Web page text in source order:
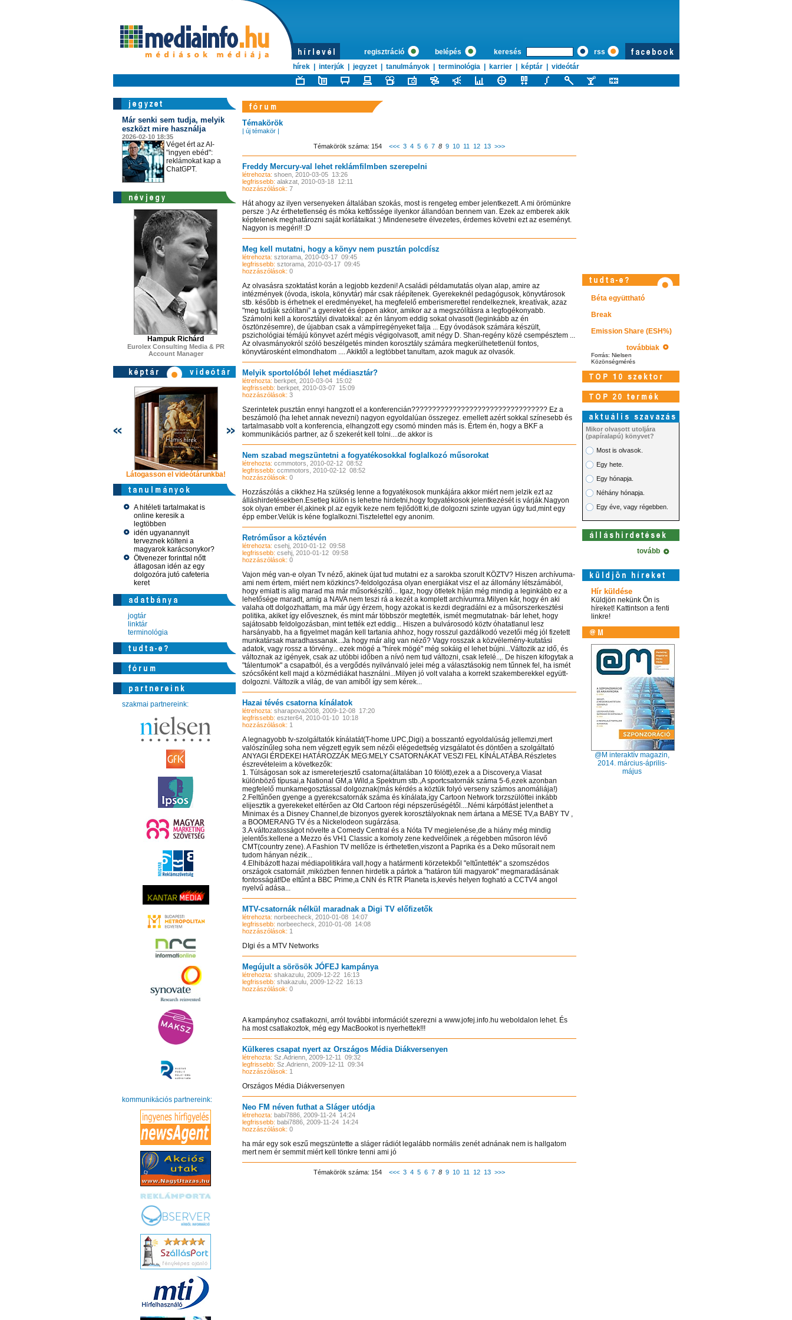
regisztráció belépés keresés
rss
hírek
interjúk jegyzet tanulmányok terminológia karrier képtár videótár
Már senki sem tudja, melyik
eszközt mire használja
2026-02-10 18:35
Véget ért az AI-
"ingyen ebéd":
reklámokat kap a
ChatGPT.
Hampuk Richárd
Eurolex Consulting Media & PR
Account Manager
Látogasson el videótárunkba! Látogasson el videótárunkba!Látogasson el videótárunkba! Látogasson el videótárunkba!
A hitéleti tartalmakat is
online keresik a
legtöbben
idén ugyanannyit
terveznek költeni a
magyarok karácsonykor?
Ötvenezer forinttal nőtt
átlagosan idén az egy
dolgozóra jutó cafeteria
keret
jogtár
linktár
terminológia
szakmai partnereink:
kommunikációs partnereink:
Témakörök
| új témakör |
Témakörök száma: 154 <<< 3 4 5 6 7 8 9 10 11 12 13 >>>
Freddy Mercury-val lehet reklámfilmben szerepelni
létrehozta: shoen, 2010-03-05 13:26
legfrissebb: alakzat, 2010-03-18 12:11
hozzászólások: 7
Hát ahogy az ilyen versenyeken általában szokás, most is rengeteg ember jelentkezett. A mi örömünkre
persze :) Az érthetetlenség és móka kettőssége ilyenkor állandóan bennem van. Ezek az emberek akik
képtelenek meghatározni saját korlátaikat :) Mindenesetre élvezetes, érdemes követni ezt az eseményt.
Nagyon is megéri!! :D
Meg kell mutatni, hogy a könyv nem pusztán polcdísz
létrehozta: sztorama, 2010-03-17 09:45
legfrissebb: sztorama, 2010-03-17 09:45
hozzászólások: 0
Az olvasásra szoktatást korán a legjobb kezdeni! A családi példamutatás olyan alap, amire az
intézmények (óvoda, iskola, könyvtár) már csak ráépítenek. Gyerekeknél pedagógusok, könyvtárosok
stb. később is érhetnek el eredményeket, ha megfelelő emberismerettel rendelkeznek, kreatívak, azaz
"meg tudják szólítani" a gyereket és éppen akkor, amikor az a megszólításra a legfogékonyabb.
Számolni kell a korosztályi divatokkal: az én lányom eddig sokat olvasott (leginkább az én
ösztönzésemre), de újabban csak a vámpírregényeket falja ... Egy óvodások számára készült,
pszichológiai témájú könyvet azért mégis végigolvasott, amit négy D. Shan-regény közé csempésztem ...
Az olvasmányokról szóló beszélgetés minden korosztály számára megkerülhetetlenül fontos,
könyvtárosként elmondhatom .... Akiktől a legtöbbet tanultam, azok maguk az olvasók.
Melyik sportolóból lehet médiasztár?
létrehozta: berkpet, 2010-03-04 15:02
legfrissebb: berkpet, 2010-03-07 15:09
hozzászólások: 3
Szerintetek pusztán ennyi hangzott el a konferencián????????????????????????????????? Ez a
beszámoló (ha lehet annak nevezni) nagyon egyoldalúan összegez. emellett azért sokkal színesebb és
tartalmasabb volt a konferencia, elhangzott egy csomó minden más is. Értem én, hogy a BKF a
kommunikációs partner, az ő szekerét kell tolni....de akkor is
Nem szabad megszüntetni a fogyatékosokkal foglalkozó műsorokat
létrehozta: ccmmotors, 2010-02-12 08:52
legfrissebb: ccmmotors, 2010-02-12 08:52
hozzászólások: 0
Hozzászólás a cikkhez.Ha szükség lenne a fogyatékosok munkájára akkor miért nem jelzik ezt az
álláshirdetésekben.Esetleg külön is lehetne hirdetni,hogy fogyatékosok jelentkezését is várják.Nagyon
sok olyan ember él,akinek pl.az egyik keze nem fejlődött ki,de dolgozni szinte ugyan úgy tud,mint egy
épp ember.Velük is kéne foglalkozni.Tisztelettel egy anonim.
Retróműsor a köztévén
létrehozta: csehj, 2010-01-12 09:58
legfrissebb: csehj, 2010-01-12 09:58
hozzászólások: 0
Vajon még van-e olyan Tv néző, akinek újat tud mutatni ez a sarokba szorult KÖZTV? Hiszen archívuma-
ami nem értem, miért nem közkincs?-feldolgozása olyan energiákat visz el az állomány létszámából,
hogy emiatt is alig marad ma már műsorkészítő... Igaz, hogy ötletek híján még mindig a leginkább ez a
lehetősége maradt, amíg a NAVA nem teszi rá a kezét a komplett archívumra.Milyen kár, hogy én aki
valaha ott dolgozhattam, ma már úgy érzem, hogy azokat is kezdi degradálni ez a műsorszerkesztési
politika, akiket így elővesznek, és mint már többször megtették, ismét megmutatnak- bár lehet, hogy
sajátosabb feldolgozásban, mint tették ezt eddig... Hiszen a bulvárosodó köztv óhatatlanul lesz
harsányabb, ha a figyelmet magán kell tartania ahhoz, hogy rosszul gazdálkodó vezetői még jól fizetett
munkatársak maradhassanak...Ja hogy már alig van néző? Vagy rosszak a közvélemény-kutatási
adatok, vagy rossz a törvény... ezek mögé a "hírek mögé" még sokáig el lehet bújni...Változik az idő, és
változnak az igények, csak az utóbbi időben a nívó nem tud változni, csak lefelé..,. De hiszen kifogytak a
"tálentumok" a csapatból, és a vergődés nyilvánvaló jelei még a választásokig nem tűnnek fel, ha ismét
szócsőként kell majd a közmédiákat használni...Milyen jó volt valaha a korrekt szakemberekkel együtt-
dolgozni. Változik a világ, de van amiből így sem kérek...
Hazai tévés csatorna kínálatok
létrehozta: sharapova2008, 2009-12-08 17:20
legfrissebb: eszter64, 2010-01-10 10:18
hozzászólások: 1
A legnagyobb tv-szolgáltatók kínálatát(T-home.UPC,Digi) a bosszantó egyoldalúság jellemzi,mert
valószínűleg soha nem végzett egyik sem nézői elégedettség vizsgálatot és döntően a szolgáltató
ANYAGI ÉRDEKEI HATÁROZZÁK MEG:MELY CSATORNÁKAT VESZI FEL KÍNÁLATÁBA.Részletes
észrevételeim a következők:
1. Túlságosan sok az ismereterjesztő csatorna(általában 10 fölött),ezek a a Discovery,a Viasat
különböző típusai,a National GM,a Wild,a Spektrum stb.,A sportcsatornák száma 5-6,ezek azonban
megfelelő munkamegosztással dolgoznak(más kérdés a köztük folyó verseny számos anomáliája!)
2.Feltűnően gyenge a gyerekcsatornák száma és kínálata,így Cartoon Network torzszülöttei inkább
elijesztik a gyerekeket eltérően az Old Cartoon régi népszerűségétől....Némi kárpótlást jelenthet a
Minimax és a Disney Channel,de bizonyos gyerek korosztályoknak nem ártana a MESE TV,a BABY TV ,
a BOOMERANG TV és a Nickelodeon sugárzása.
3.A változatosságot növelte a Comedy Central és a Nóta TV megjelenése,de a hiány még mindig
jelentős:kellene a Mezzo és VH1 Classic a komoly zene kedvelőinek ,a régebben műsoron lévő
CMT(country zene). A Fashion TV mellőze is érthetetlen,viszont a Paprika és a Deko műsorait nem
tudom hányan nézik...
4.Elhibázott hazai médiapolitikára vall,hogy a határmenti körzetekből "eltűntették" a szomszédos
országok csatornáit ,miközben fennen hirdetik a pártok a "határon túli magyarok" megmaradásának
fontosságát!De eltűnt a BBC Prime,a CNN és RTR Planeta is,kevés helyen fogható a CCTV4 angol
nyelvű adása...
MTV-csatornák nélkül maradnak a Digi TV előfizetők
létrehozta: norbeecheck, 2010-01-08 14:07
legfrissebb: norbeecheck, 2010-01-08 14:08
hozzászólások: 1
DIgi és a MTV Networks
Megújult a sörösök JÓFEJ kampánya
létrehozta: shakazulu, 2009-12-22 16:13
legfrissebb: shakazulu, 2009-12-22 16:13
hozzászólások: 0
A kampányhoz csatlakozni, arról további információt szerezni a www.jofej.info.hu weboldalon lehet. És
ha most csatlakoztok, még egy MacBookot is nyerhettek!!!
Külkeres csapat nyert az Országos Média Diákversenyen
létrehozta: Sz.Adrienn, 2009-12-11 09:32
legfrissebb: Sz.Adrienn, 2009-12-11 09:34
hozzászólások: 1
Országos Média Diákversenyen
Neo FM néven futhat a Sláger utódja
létrehozta: babi7886, 2009-11-24 14:24
legfrissebb: babi7886, 2009-11-24 14:24
hozzászólások: 0
ha már egy sok eszű megszüntette a sláger rádiót legalább normális zenét adnának nem is hallgatom
mert nem ér semmit miért kell tönkre tenni ami jó
Témakörök száma: 154 <<< 3 4 5 6 7 8 9 10 11 12 13 >>>
Béta együttható
Break
Emission Share (ESH%)
továbbiak
Forrás: Nielsen
Közönségmérés
Mikor olvasott utoljára
(papíralapú) könyvet?
Most is olvasok.
Egy hete.
Egy hónapja.
Néhány hónapja.
Egy éve, vagy régebben.
tovább
Hír küldése
Küldjön nekünk Ön is
híreket! Kattintson a fenti
linkre!
@M interaktív magazin,
2014. március-április-
május